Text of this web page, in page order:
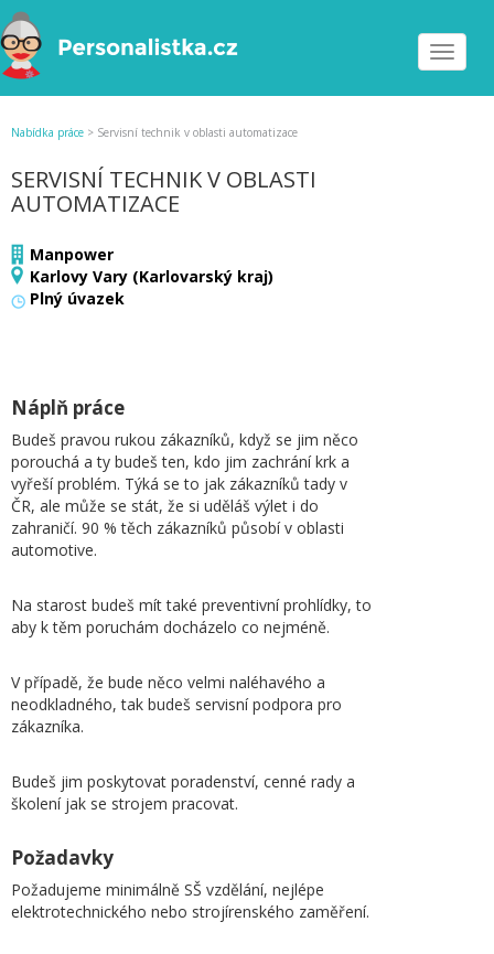
Toggle
Nabídka práce > Servisní technik v oblasti automatizace
SERVISNÍ TECHNIK V OBLASTI
AUTOMATIZACE
Manpower
Karlovy Vary (Karlovarský kraj)
Plný úvazek
Náplň práce
Budeš pravou rukou zákazníků, když se jim něco
porouchá a ty budeš ten, kdo jim zachrání krk a
vyřeší problém. Týká se to jak zákazníků tady v
ČR, ale může se stát, že si uděláš výlet i do
zahraničí. 90 % těch zákazníků působí v oblasti
automotive.
Na starost budeš mít také preventivní prohlídky, to
aby k těm poruchám docházelo co nejméně.
V případě, že bude něco velmi naléhavého a
neodkladného, tak budeš servisní podpora pro
zákazníka.
Budeš jim poskytovat poradenství, cenné rady a
školení jak se strojem pracovat.
Požadavky
Požadujeme minimálně SŠ vzdělání, nejlépe
elektrotechnického nebo strojírenského zaměření.